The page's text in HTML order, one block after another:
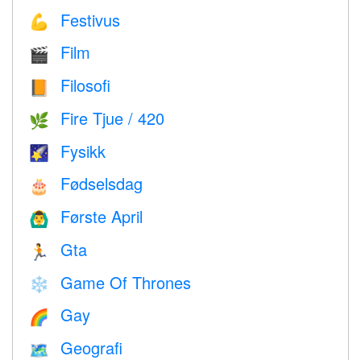
💪 Festivus
🎬 Film
📙 Filosofi
🌿 Fire Tjue / 420
🌠 Fysikk
🎂 Fødselsdag
🙆‍♂️ Første April
🏃 Gta
❄️ Game Of Thrones
🌈 Gay
🗺 Geografi